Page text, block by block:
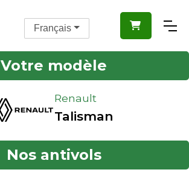

Votre modèle
Renault
Talisman
Nos antivols
Français